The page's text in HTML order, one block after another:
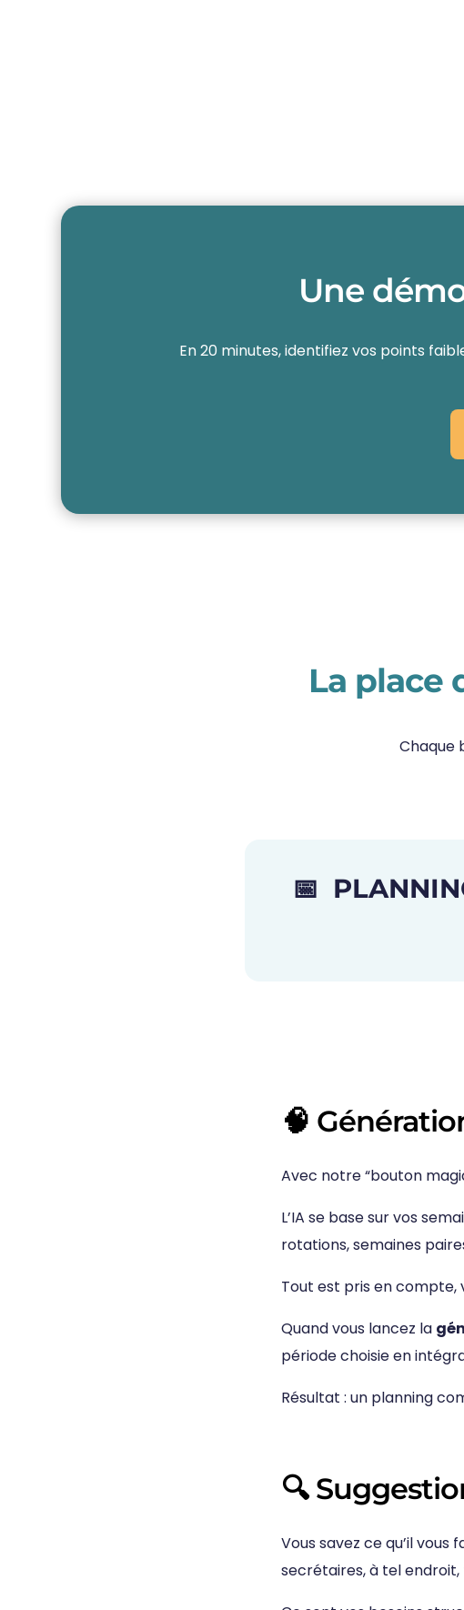
Une
En 20 minutes, identifiez vos points
La place
Chaque
📅
🧠
Avec notre “bouton
L’IA se base sur vos
rotations, semaines
Tout est pris en compte,
Quand vous lancez la
période choisie en
Résultat : un planning
🔍
Vous savez ce qu’il
secrétaires, à tel endroit,